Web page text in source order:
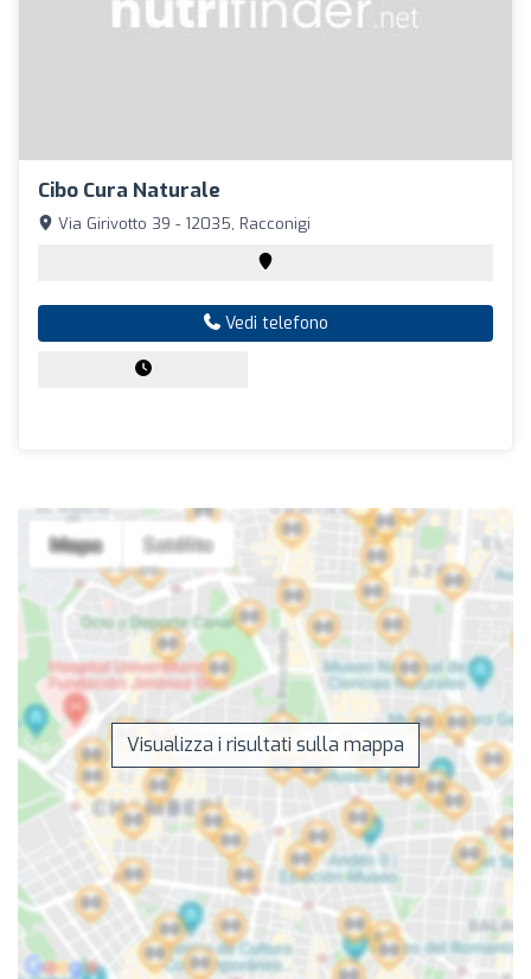
Cibo Cura Naturale
Via Girivotto 39 - 12035, Racconigi
Vedi telefono
Visualizza i risultati sulla mappa